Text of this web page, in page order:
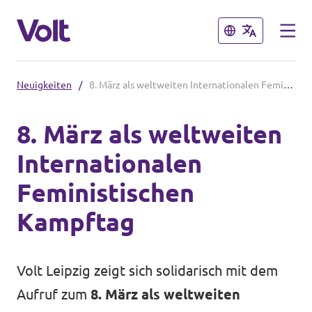
Schließen
Volt Sachsen
Volt Dresden
Volt Chemnitz
Website
Schließen
Programm
Über Volt
Neuigkeiten
Neuigkeiten / 8. März als weltweiten Internationalen Feministischen Kampftag
8. März als weltweiten
Internationalen
Feministischen
Kampftag
Volt Leipzig zeigt sich solidarisch mit dem
Aufruf zum 8. März als weltweiten